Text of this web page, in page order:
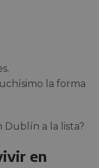
la forma
Dublín a la lista?
en